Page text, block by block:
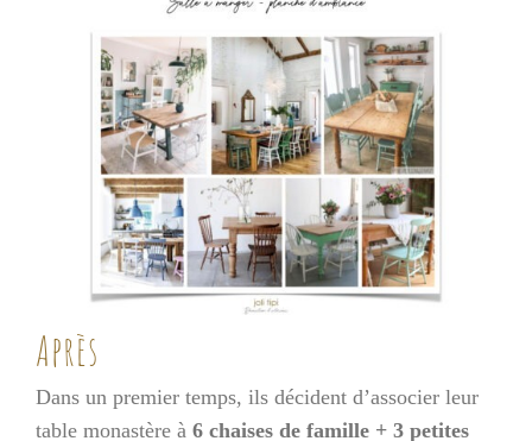
Après
Dans un premier temps, ils décident d’associer leur
table monastère à 6 chaises de famille + 3 petites